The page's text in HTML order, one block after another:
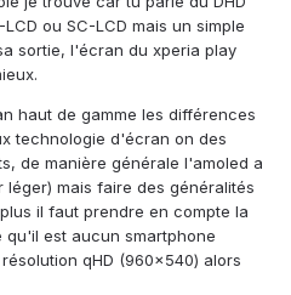
ou SC-LCD mais un simple
sortie, l'écran du xperia play
haut de gamme les différences
technologie d'écran on des
de manière générale l'amoled a
mais faire des généralités
il faut prendre en compte la
est aucun smartphone
qHD (960x540) alors